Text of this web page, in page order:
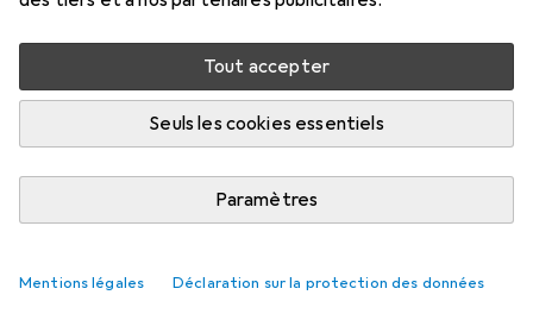
Tout accepter
Seuls les cookies essentiels
Paramètres
Mentions légales Déclaration sur la protection des données
Plus de 10 pièces en stock chez le fournisseur
M'informer si le produit est disponible plus tôt
Ajouter au panier
Comparer Ajouter à la liste